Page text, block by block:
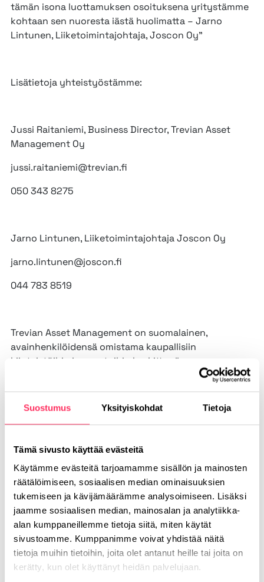
Suostumus Yksityiskohdat Tietoja
Tämä sivusto käyttää evästeitä
Käytämme evästeitä tarjoamamme sisällön ja mainosten
räätälöimiseen, sosiaalisen median ominaisuuksien
tukemiseen ja kävijämäärämme analysoimiseen. Lisäksi
jaamme sosiaalisen median, mainosalan ja analytiikka-
alan kumppaneillemme tietoja siitä, miten käytät
sivustoamme. Kumppanimme voivat yhdistää näitä
tietoja muihin tietoihin, joita olet antanut heille tai joita on
kerätty, kun olet käyttänyt heidän palvelujaan.
tämän isona luottamuksen osoituksena yritystämme
kohtaan sen nuoresta iästä huolimatta – Jarno
Lintunen, Liiketoimintajohtaja, Joscon Oy”
Lisätietoja yhteistyöstämme:
Jussi Raitaniemi, Business Director, Trevian Asset
Management Oy
jussi.raitaniemi@trevian.fi
050 343 8275
Jarno Lintunen, Liiketoimintajohtaja Joscon Oy
jarno.lintunen@joscon.fi
044 783 8519
Trevian Asset Management on suomalainen,
avainhenkilöidensä omistama kaupallisiin
kiinteistöihin ja asuntoihin keskittyvä
kiinteistösijoitus- ja kiinteistövarainhoitoyhtiö.
Tarjoamme täyden palvelun varainhoitoa ja
strukturoituja sijoituspalveluita sijoituksen koko
pankeille sekä muille ammattimaisille sijoittajille.
kiinteistövarallisuus. www.trevian.fi
Jaa uutinen